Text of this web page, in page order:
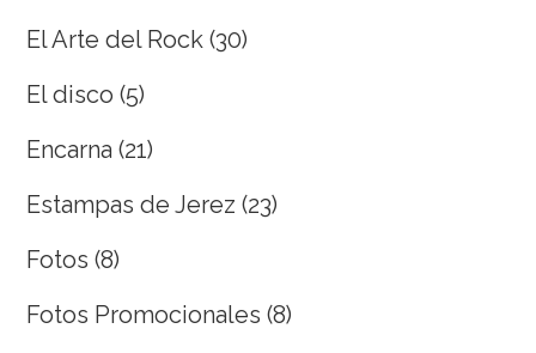
El Arte del Rock (30)
El disco (5)
Encarna (21)
Estampas de Jerez (23)
Fotos (8)
Fotos Promocionales (8)